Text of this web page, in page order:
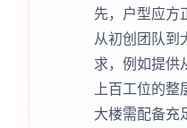
先，户型应方
从初创团队到
求，例如提供
上百工位的整
大楼需配备充